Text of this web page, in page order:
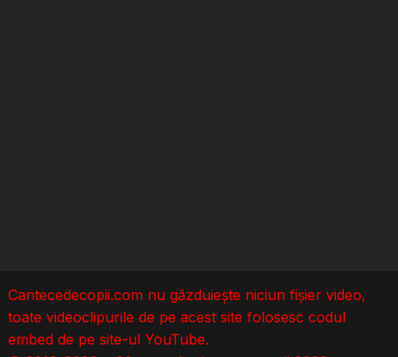
Cantecedecopii.com nu găzduieşte niciun fișier video,
toate videoclipurile de pe acest site folosesc codul
embed de pe site-ul YouTube.